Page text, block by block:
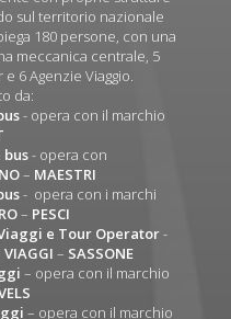
sul territorio nazionale
180 persone, con una
meccanica centrale, 5
6 Agenzie Viaggio.
da:
- opera con il marchio
bus- opera con
– MAESTRI
- opera con i marchi
– PESCI
e Tour Operator-
VIAGGI – SASSONE
– opera con il marchio
– opera con il marchio